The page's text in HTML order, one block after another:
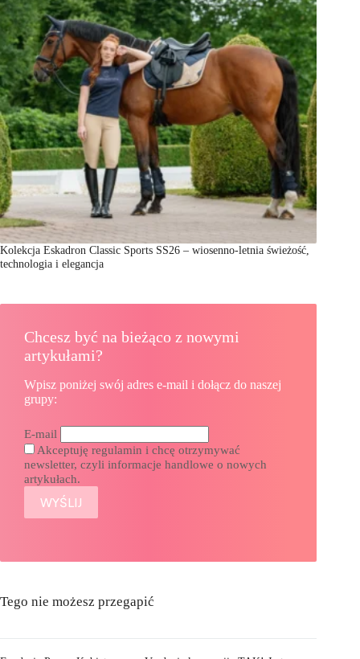
Kolekcja Eskadron Classic Sports SS26 – wiosenno-letnia świeżość,
technologia i elegancja
Chcesz być na bieżąco z nowymi
artykułami?
Wpisz poniżej swój adres e-mail i dołącz do naszej
grupy:
E-mail
Akceptuję regulamin i chcę otrzymywać
newsletter, czyli informacje handlowe o nowych
artykułach.
Tego nie możesz przegapić